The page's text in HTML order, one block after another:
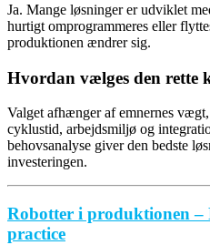
Ja. Mange løsninger er udviklet
hurtigt omprogrammeres eller
produktionen ændrer sig.
Hvordan vælges den rette
Valget afhænger af emnernes
cyklustid, arbejdsmiljø og
behovsanalyse giver den bedste
investeringen.
Robotter i produktionen –
practice